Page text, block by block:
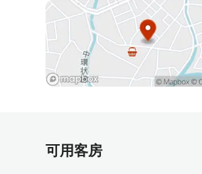
可用客房